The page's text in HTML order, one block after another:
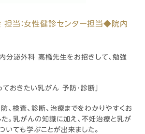
当：女性健診センター担当◆院内
分泌外科 高橋先生をお招きして、勉強
ておきたい乳がん 予防･診断」
、検査、診断、治療までをわかりやすくお
。乳がんの知識に加え、不妊治療と乳が
いても学ぶことが出来ました。